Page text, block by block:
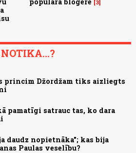
populāra blogere 3
princim Džordžam tiks aizliegts
pamatīgi satrauc tas, ko dara
daudz nopietnāka"; kas bija
Paulas veselību?